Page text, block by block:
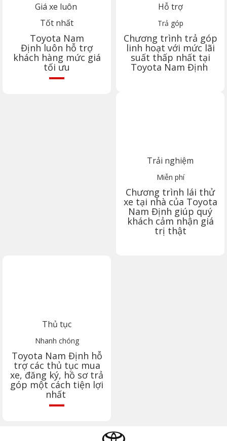
Giá xe luôn
Tốt nhất
Toyota Nam
Địnhluôn hỗ trợ
khách hàng mức giá
tối ưu
Hỗ trợ
Trả góp
Chương trình trả góp
linh hoạt với mức lãi
suất thấp nhất tại
Toyota Nam Định
Trải nghiệm
Miễn phí
Chương trình lái thử
xe tại nhà của Toyota
Nam Định giúp quý
khách cảm nhận giá
trị thật
Thủ tục
Nhanh chóng
Toyota Nam Định hỗ
trợ các thủ tục mua
xe, đăng ký, hồ sơ trả
góp một cách tiện lợi
nhất